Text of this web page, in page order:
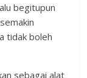
begitupun
tidak boleh
sebagai alat